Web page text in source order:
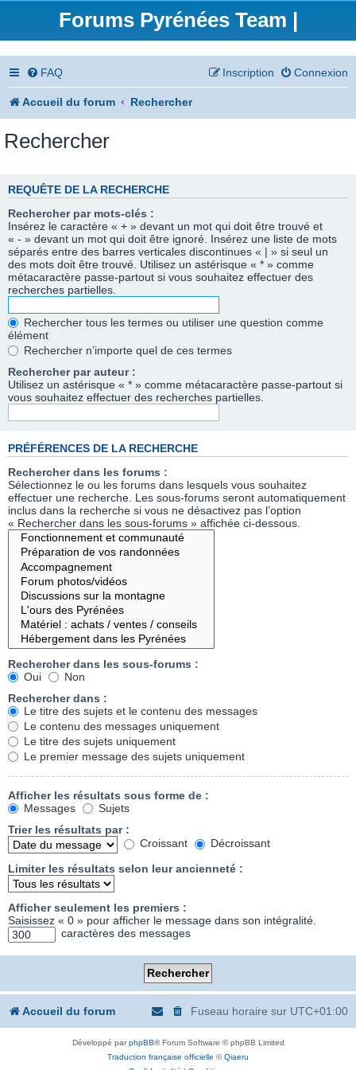
Forums Pyrénées Team |
FAQ Connexion
Inscription
Accueil du forum Rechercher
Rechercher
REQUÊTE DE LA RECHERCHE
Rechercher par mots-clés :
Insérez le caractère « + » devant un mot qui doit être trouvé et
« - » devant un mot qui doit être ignoré. Insérez une liste de mots
séparés entre des barres verticales discontinues « | » si seul un
des mots doit être trouvé. Utilisez un astérisque « * » comme
métacaractère passe-partout si vous souhaitez effectuer des
recherches partielles.
Rechercher tous les termes ou utiliser une question comme
élément
Rechercher n’importe quel de ces termes
Rechercher par auteur :
Utilisez un astérisque « * » comme métacaractère passe-partout si
vous souhaitez effectuer des recherches partielles.
PRÉFÉRENCES DE LA RECHERCHE
Rechercher dans les forums :
Sélectionnez le ou les forums dans lesquels vous souhaitez
effectuer une recherche. Les sous-forums seront automatiquement
inclus dans la recherche si vous ne désactivez pas l’option
« Rechercher dans les sous-forums » affichée ci-dessous.
Rechercher dans les sous-forums :
Oui
Non
Rechercher dans :
Le titre des sujets et le contenu des messages
Le contenu des messages uniquement
Le titre des sujets uniquement
Le premier message des sujets uniquement
Afficher les résultats sous forme de :
Messages
Sujets
Trier les résultats par :
Croissant
Décroissant
Limiter les résultats selon leur ancienneté :
Afficher seulement les premiers :
Saisissez « 0 » pour afficher le message dans son intégralité.
caractères des messages
Accueil du forum Fuseau horaire sur UTC+01:00
Développé parphpBB® Forum Software © phpBB Limited
Traduction française officielle ©Qiaeru